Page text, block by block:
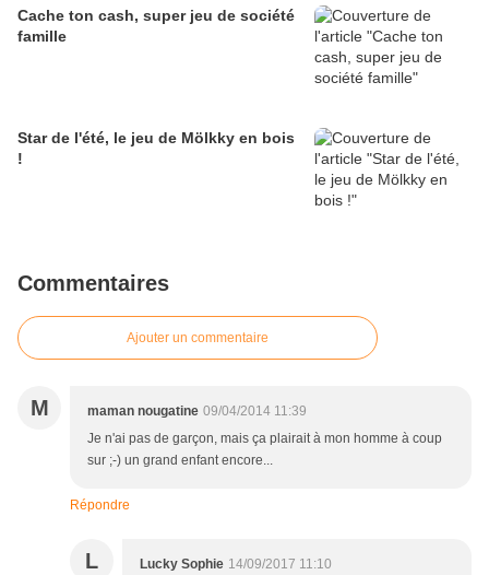
Cache ton cash, super jeu de société
famille
Star de l'été, le jeu de Mölkky en bois
!
Commentaires
Ajouter un commentaire
M maman nougatine 09/04/2014 11:39
Je n'ai pas de garçon, mais ça plairait à mon homme à coup
sur ;-) un grand enfant encore...
Répondre
L Lucky Sophie 14/09/2017 11:10